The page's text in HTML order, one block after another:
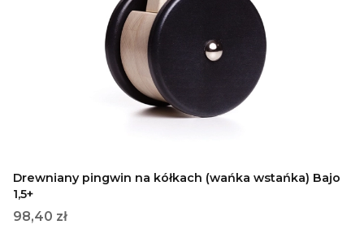
Drewniany pingwin na kółkach (wańka wstańka) Bajo
1,5+
Cena
98,40 zł